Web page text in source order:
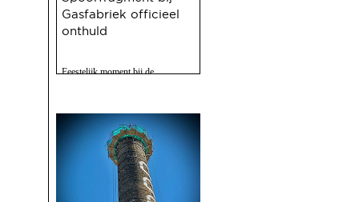
Gasfabriek officieel
onthuld
Feestelijk moment bij de